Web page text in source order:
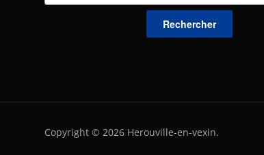
Copyright © 2026 Herouville-en-vexin.